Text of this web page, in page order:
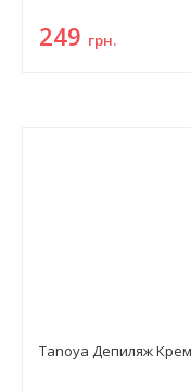
249 грн.
Tanoya Депиляж